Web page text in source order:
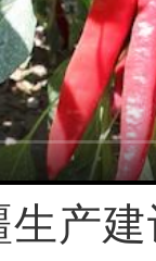
产建